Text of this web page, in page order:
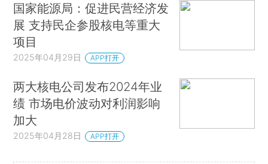
国家能源局：促进民营经济发
展 支持民企参股核电等重大
项目
2025年04月29日 APP打开
两大核电公司发布2024年业
绩 市场电价波动对利润影响
加大
2025年04月28日 APP打开